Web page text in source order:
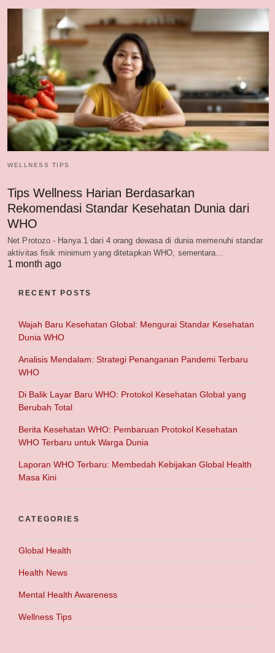
WELLNESS TIPS
Tips Wellness Harian Berdasarkan
Rekomendasi Standar Kesehatan Dunia dari
WHO
Net Protozo - Hanya 1 dari 4 orang dewasa di dunia memenuhi standar
aktivitas fisik minimum yang ditetapkan WHO, sementara…
1 month ago
RECENT POSTS
Wajah Baru Kesehatan Global: Mengurai Standar Kesehatan
Dunia WHO
Analisis Mendalam: Strategi Penanganan Pandemi Terbaru
WHO
Di Balik Layar Baru WHO: Protokol Kesehatan Global yang
Berubah Total
Berita Kesehatan WHO: Pembaruan Protokol Kesehatan
WHO Terbaru untuk Warga Dunia
Laporan WHO Terbaru: Membedah Kebijakan Global Health
Masa Kini
CATEGORIES
Global Health
Health News
Mental Health Awareness
Wellness Tips